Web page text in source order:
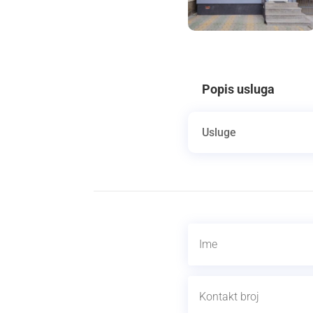
Popis usluga
Usluge